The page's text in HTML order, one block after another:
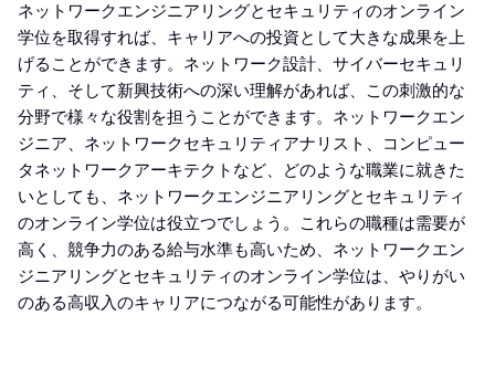
ネットワークエンジニアリングとセキュリティのオンライン
学位を取得すれば、キャリアへの投資として大きな成果を上
げることができます。ネットワーク設計、サイバーセキュリ
ティ、そして新興技術への深い理解があれば、この刺激的な
分野で様々な役割を担うことができます。ネットワークエン
ジニア、ネットワークセキュリティアナリスト、コンピュー
タネットワークアーキテクトなど、どのような職業に就きた
いとしても、ネットワークエンジニアリングとセキュリティ
のオンライン学位は役立つでしょう。これらの職種は需要が
高く、競争力のある給与水準も高いため、ネットワークエン
ジニアリングとセキュリティのオンライン学位は、やりがい
のある高収入のキャリアにつながる可能性があります。